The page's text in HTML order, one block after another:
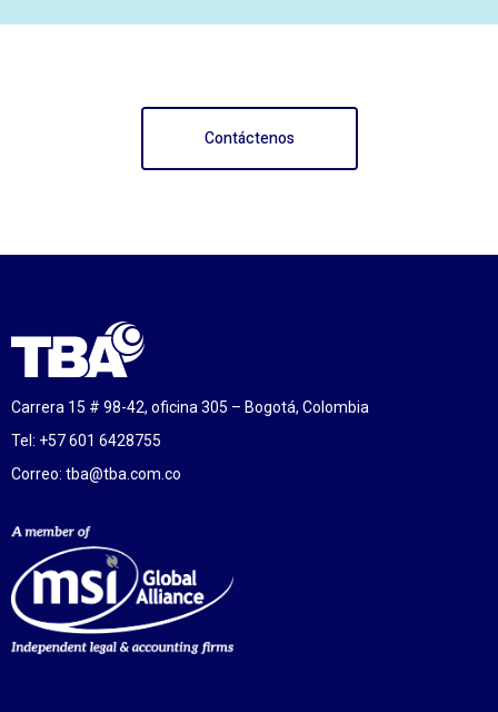
Contáctenos
Carrera 15 # 98-42, oficina 305 – Bogotá, Colombia
Tel: +57 601 6428755
Correo: tba@tba.com.co